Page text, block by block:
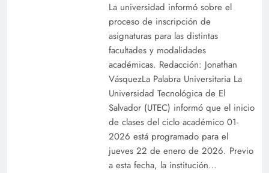
La universidad informó sobre el
proceso de inscripción de
asignaturas para las distintas
facultades y modalidades
académicas. Redacción: Jonathan
VásquezLa Palabra Universitaria La
Universidad Tecnológica de El
Salvador (UTEC) informó que el inicio
de clases del ciclo académico 01-
2026 está programado para el
jueves 22 de enero de 2026. Previo
a esta fecha, la institución…